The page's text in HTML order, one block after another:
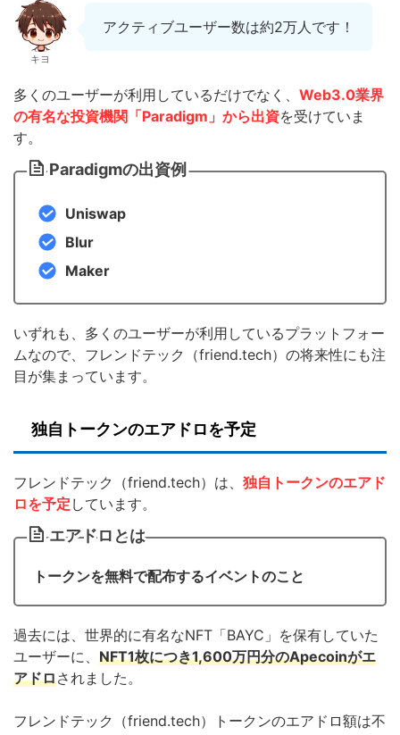
キヨ
アクティブユーザー数は約2万人です！
多くのユーザーが利用しているだけでなく、 Web3.0業界
の有名な投資機関「Paradigm」から出資を受けていま
す。
Paradigmの出資例
Uniswap
Blur
Maker
いずれも、多くのユーザーが利用しているプラットフォー
ムなので、フレンドテック（friend.tech）の将来性にも注
目が集まっています。
独自トークンのエアドロを予定
フレンドテック（friend.tech）は、 独自トークンのエアド
ロを予定 しています。
エアドロとは
トークンを無料で配布するイベントのこと
過去には、世界的に有名なNFT「BAYC」を保有していた
ユーザーに、 NFT1枚につき1,600万円分のApecoinがエ
アドロされました。
フレンドテック（friend.tech）トークンのエアドロ額は不